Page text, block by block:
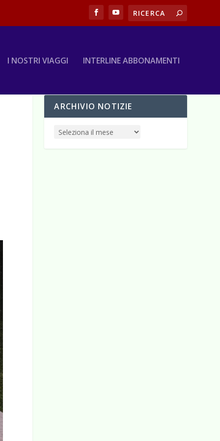
I NOSTRI VIAGGI INTERLINE ABBONAMENTI
ARCHIVIO NOTIZIE